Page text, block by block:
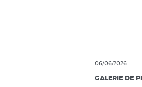
06/06/2026
GALERIE DE